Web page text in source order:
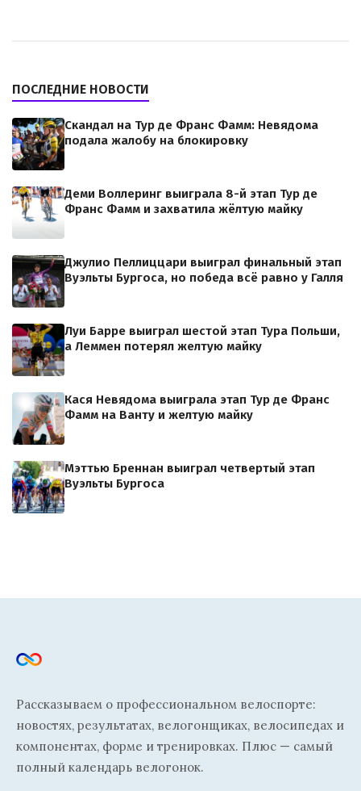
ПОСЛЕДНИЕ НОВОСТИ
Скандал на Тур де Франс Фамм: Невядома
подала жалобу на блокировку
Деми Воллеринг выиграла 8-й этап Тур де
Франс Фамм и захватила жёлтую майку
Джулио Пеллиццари выиграл финальный этап
Вуэльты Бургоса, но победа всё равно у Галля
Луи Барре выиграл шестой этап Тура Польши,
а Леммен потерял желтую майку
Кася Невядома выиграла этап Тур де Франс
Фамм на Ванту и желтую майку
Мэттью Бреннан выиграл четвертый этап
Вуэльты Бургоса
Рассказываем о профессиональном велоспорте:
новостях, результатах, велогонщиках, велосипедах и
компонентах, форме и тренировках. Плюс — самый
полный календарь велогонок.